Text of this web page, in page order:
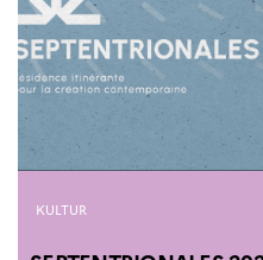
Kategorier
KULTUR